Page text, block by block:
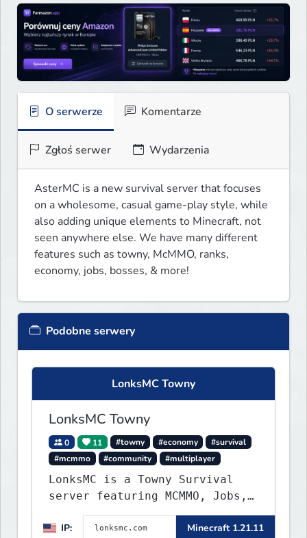
O serwerze Komentarze
Zgłoś serwer Wydarzenia
AsterMC is a new survival server that focuses
on a wholesome, casual game-play style, while
also adding unique elements to Minecraft, not
seen anywhere else. We have many different
features such as towny, McMMO, ranks,
economy, jobs, bosses, & more!
Podobne serwery
LonksMC Towny
LonksMC Towny
0 11 #towny #economy
#survival
#mcmmo
#community #multiplayer
LonksMC is a Towny Survival
server featuring MCMMO, Jobs,
free rank progression, and
weekly events. We focus on a
IP: Minecraft 1.21.11